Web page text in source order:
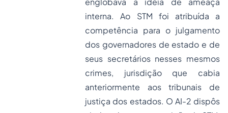
interna. Ao STM foi atribuída a
competência para o julgamento
dos governadores de estado e de
seus secretários nesses mesmos
crimes, jurisdição que cabia
anteriormente aos tribunais de
justiça dos estados. O AI-2 dispôs